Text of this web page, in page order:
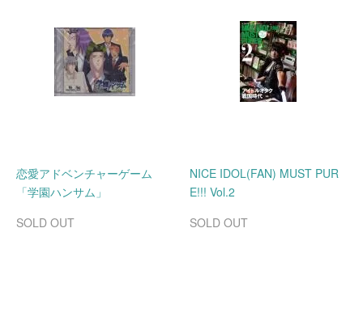
恋愛アドベンチャーゲーム
「学園ハンサム」
SOLD OUT
NICE IDOL(FAN) MUST PUR
E!!! Vol.2
SOLD OUT